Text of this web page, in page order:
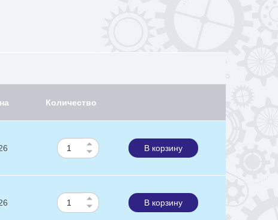
Количество
В корзину
В корзину